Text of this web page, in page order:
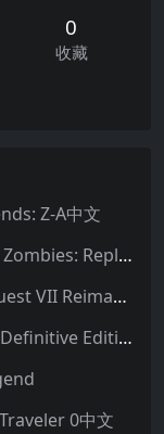
0
收藏
Z-A中文
植物大战僵尸：重植版|Plants vs. Zombies: Replanted中文
勇者斗恶龙7：重制版|Dragon Quest VII Reimagined中文
古墓丽影：决定版|Tomb Raider: Definitive Edition中文
0中文